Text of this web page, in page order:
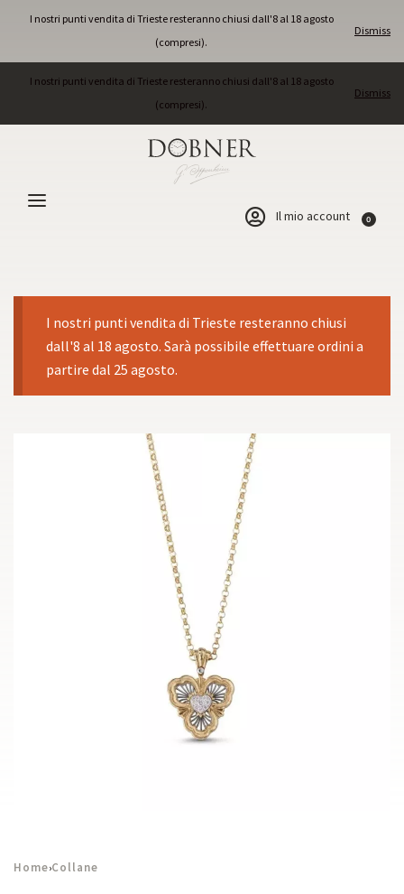
I nostri punti vendita di Trieste resteranno chiusi dall'8 al 18 agosto
(compresi).
Dismiss
I nostri punti vendita di Trieste resteranno chiusi dall'8 al 18 agosto
(compresi).
Dismiss
Il mio account 0
I nostri punti vendita di Trieste resteranno chiusi
dall'8 al 18 agosto. Sarà possibile effettuare ordini a
partire dal 25 agosto.
Home›Collane